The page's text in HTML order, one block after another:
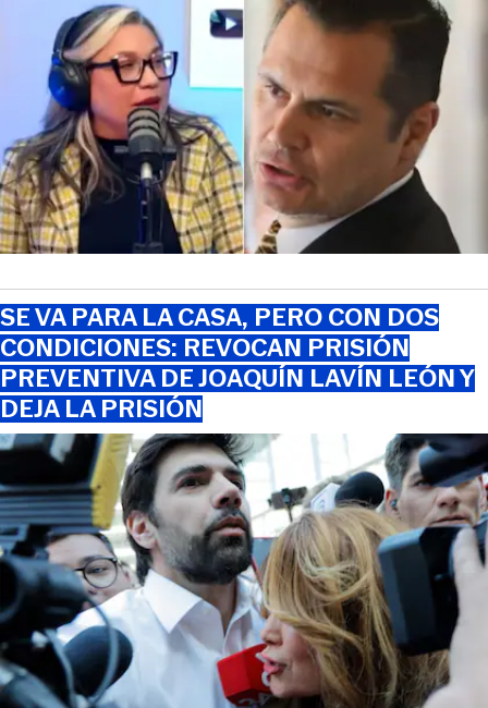
SE VA PARA LA CASA, PERO CON DOS
CONDICIONES: REVOCAN PRISIÓN
PREVENTIVA DE JOAQUÍN LAVÍN LEÓN Y
DEJA LA PRISIÓN